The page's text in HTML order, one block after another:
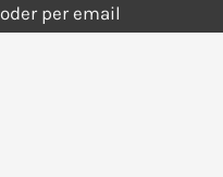
oder per email